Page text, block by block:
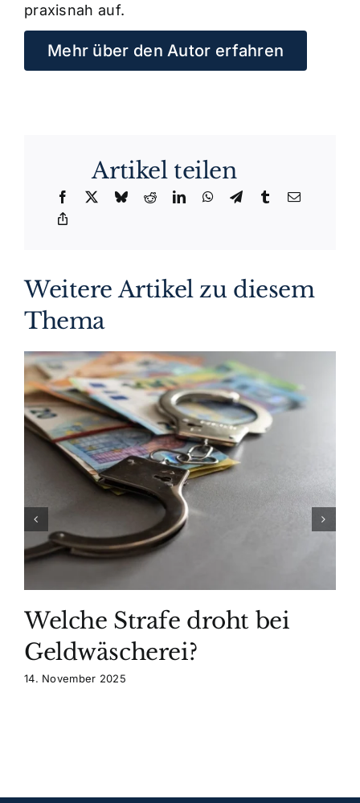
praxisnah auf.
Mehr über den Autor erfahren
Artikel teilen
Weitere Artikel zu diesem
Thema
Welche Strafe droht bei
Geldwäscherei?
14. November 2025